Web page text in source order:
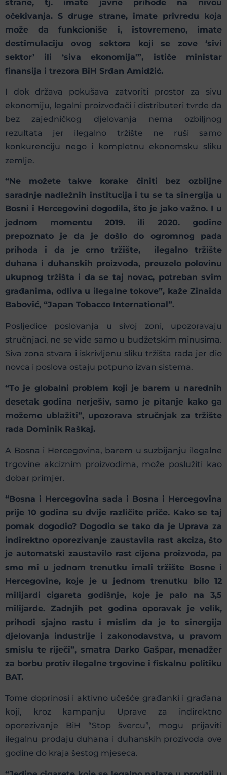
strane, tj. imate javne prihode na nivou
očekivanja. S druge strane, imate privredu koja
može da funkcioniše i, istovremeno, imate
destimulaciju ovog sektora koji se zove ‘sivi
sektor’ ili ‘siva ekonomija'”, ističe ministar
finansija i trezora BiH Srđan Amidžić.
I dok država pokušava zatvoriti prostor za sivu
ekonomiju, legalni proizvođači i distributeri tvrde da
bez zajedničkog djelovanja nema ozbiljnog
rezultata jer ilegalno tržište ne ruši samo
konkurenciju nego i kompletnu ekonomsku sliku
zemlje.
“Ne možete takve korake činiti bez ozbiljne
saradnje nadležnih institucija i tu se ta sinergija u
Bosni i Hercegovini dogodila, što je jako važno. I u
jednom momentu 2019. ili 2020. godine
prepoznato je da je došlo do ogromnog pada
prihoda i da je crno tržište, ilegalno tržište
duhana i duhanskih proizvoda, preuzelo polovinu
ukupnog tržišta i da se taj novac, potreban svim
građanima, odliva u ilegalne tokove”, kaže Zinaida
Babović, “Japan Tobacco International”.
Posljedice poslovanja u sivoj zoni, upozoravaju
stručnjaci, ne se vide samo u budžetskim minusima.
Siva zona stvara i iskrivljenu sliku tržišta rada jer dio
novca i poslova ostaju potpuno izvan sistema.
“Тo je globalni problem koji je barem u narednih
desetak godina nerješiv, samo je pitanje kako ga
možemo ublažiti”, upozorava stručnjak za tržište
rada Dominik Raškaj.
A Bosna i Hercegovina, barem u suzbijanju ilegalne
trgovine akciznim proizvodima, može poslužiti kao
dobar primjer.
“Bosna i Hercegovina sada i Bosna i Hercegovina
prije 10 godina su dvije različite priče. Kako se taj
pomak dogodio? Dogodio se tako da je Uprava za
indirektno oporezivanje zaustavila rast akciza, što
je automatski zaustavilo rast cijena proizvoda, pa
smo mi u jednom trenutku imali tržište Bosne i
Hercegovine, koje je u jednom trenutku bilo 12
milijardi cigareta godišnje, koje je palo na 3,5
milijarde. Zadnjih pet godina oporavak je velik,
prihodi sjajno rastu i mislim da je to sinergija
djelovanja industrije i zakonodavstva, u pravom
smislu te riječi”, smatra Darko Gašpar, menadžer
za borbu protiv ilegalne trgovine i fiskalnu politiku
BAT.
Tome doprinosi i aktivno učešće građanki i građana
koji, kroz kampanju Uprave za indirektno
oporezivanje BiH “Stop švercu”, mogu prijaviti
ilegalnu prodaju duhana i duhanskih prozivoda ove
godine do kraja šestog mjeseca.